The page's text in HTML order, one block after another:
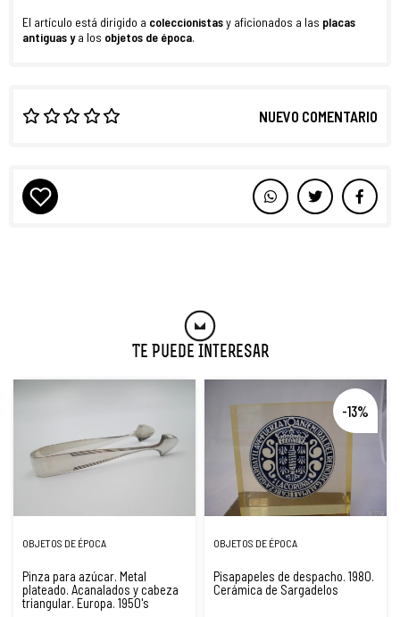
El artículo está dirigido a coleccionistasy aficionados a las placas
antiguas ya los objetos de época.
NUEVO COMENTARIO
Te Puede Interesar
OBJETOS DE ÉPOCA
Pinza para azúcar. Metal
plateado. Acanalados y cabeza
triangular. Europa. 1950's
-13%
OBJETOS DE ÉPOCA
Pisapapeles de despacho. 1980.
Cerámica de Sargadelos